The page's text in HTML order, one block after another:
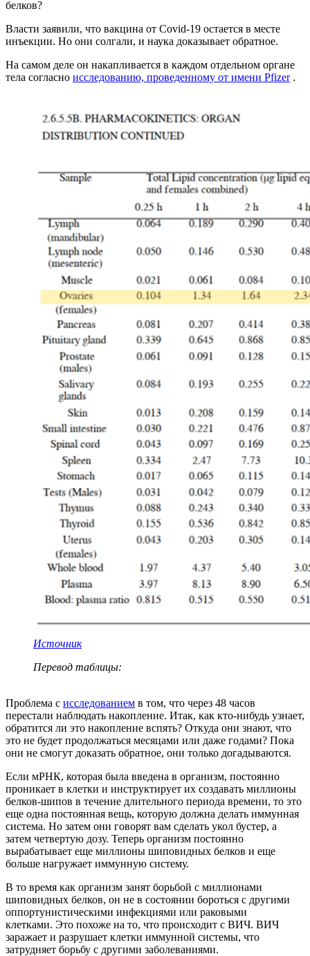
белков?
Власти заявили, что вакцина от Covid-19 остается в месте
инъекции. Но они солгали, и наука доказывает обратное.
На самом деле он накапливается в каждом отдельном органе
тела согласно исследованию, проведенному от имени Pfizer.
Источник
Перевод таблицы:
Проблема с исследованием в том, что через 48 часов
перестали наблюдать накопление. Итак, как кто-нибудь узнает,
обратится ли это накопление вспять? Откуда они знают, что
это не будет продолжаться месяцами или даже годами? Пока
они не смогут доказать обратное, они только догадываются.
Если мРНК, которая была введена в организм, постоянно
проникает в клетки и инструктирует их создавать миллионы
белков-шипов в течение длительного периода времени, то это
еще одна постоянная вещь, которую должна делать иммунная
система. Но затем они говорят вам сделать укол бустер, а
затем четвертую дозу. Теперь организм постоянно
вырабатывает еще миллионы шиповидных белков и еще
больше нагружает иммунную систему.
В то время как организм занят борьбой с миллионами
шиповидных белков, он не в состоянии бороться с другими
оппортунистическими инфекциями или раковыми
клетками. Это похоже на то, что происходит с ВИЧ. ВИЧ
заражает и разрушает клетки иммунной системы, что
затрудняет борьбу с другими заболеваниями.